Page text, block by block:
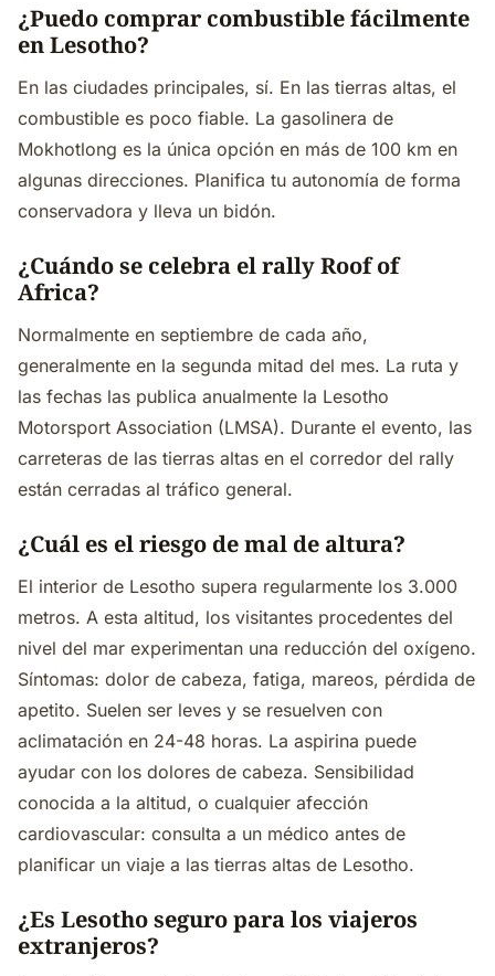
¿Puedo comprar combustible fácilmente
en Lesotho?
En las ciudades principales, sí. En las tierras altas, el
combustible es poco fiable. La gasolinera de
Mokhotlong es la única opción en más de 100 km en
algunas direcciones. Planifica tu autonomía de forma
conservadora y lleva un bidón.
¿Cuándo se celebra el rally Roof of
Africa?
Normalmente en septiembre de cada año,
generalmente en la segunda mitad del mes. La ruta y
las fechas las publica anualmente la Lesotho
Motorsport Association (LMSA). Durante el evento, las
carreteras de las tierras altas en el corredor del rally
están cerradas al tráfico general.
¿Cuál es el riesgo de mal de altura?
El interior de Lesotho supera regularmente los 3.000
metros. A esta altitud, los visitantes procedentes del
nivel del mar experimentan una reducción del oxígeno.
Síntomas: dolor de cabeza, fatiga, mareos, pérdida de
apetito. Suelen ser leves y se resuelven con
aclimatación en 24-48 horas. La aspirina puede
ayudar con los dolores de cabeza. Sensibilidad
conocida a la altitud, o cualquier afección
cardiovascular: consulta a un médico antes de
planificar un viaje a las tierras altas de Lesotho.
¿Es Lesotho seguro para los viajeros
extranjeros?